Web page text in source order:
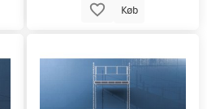
Køb